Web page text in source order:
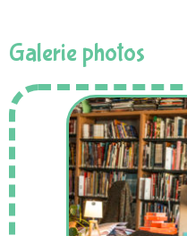
Galerie photos